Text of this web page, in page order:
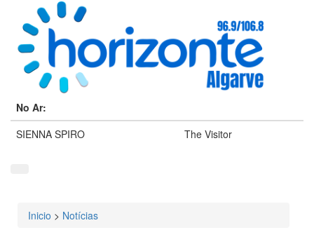
No Ar:
SIENNA SPIRO
The Visitor
Está aqui
Inicio > Notícias